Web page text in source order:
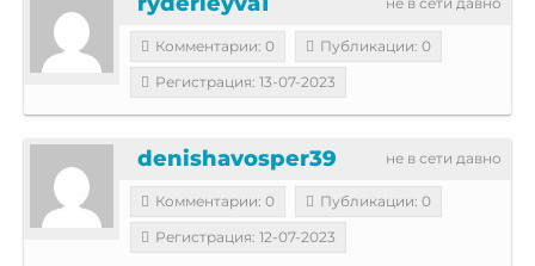
Комментарии: 0
Публикации: 0
Регистрация: 13-07-2023
не в сети давно
denishavosper39
Комментарии: 0
Публикации: 0
Регистрация: 12-07-2023